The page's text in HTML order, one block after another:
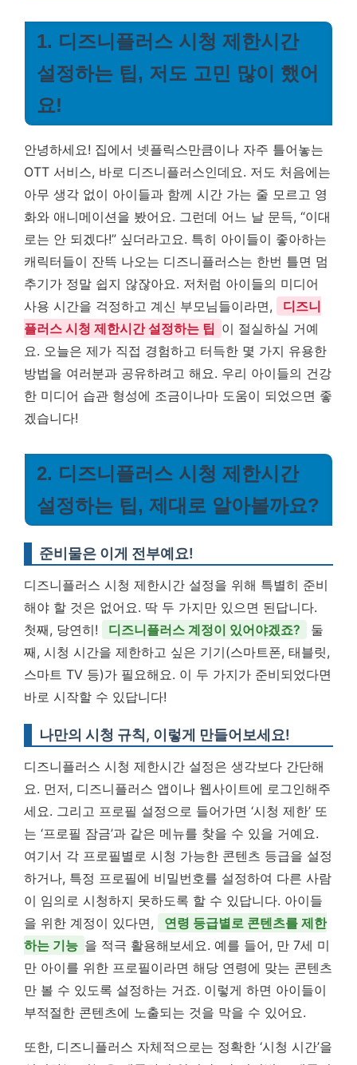
1. 디즈니플러스 시청 제한시간
설정하는 팁, 저도 고민 많이 했어
요!
안녕하세요! 집에서 넷플릭스만큼이나 자주 틀어놓는
OTT 서비스, 바로 디즈니플러스인데요. 저도 처음에는
아무 생각 없이 아이들과 함께 시간 가는 줄 모르고 영
화와 애니메이션을 봤어요. 그런데 어느 날 문득, “이대
로는 안 되겠다!” 싶더라고요. 특히 아이들이 좋아하는
캐릭터들이 잔뜩 나오는 디즈니플러스는 한번 틀면 멈
추기가 정말 쉽지 않잖아요. 저처럼 아이들의 미디어
사용 시간을 걱정하고 계신 부모님들이라면,
디즈니
플러스 시청 제한시간 설정하는 팁 이 절실하실 거예
요. 오늘은 제가 직접 경험하고 터득한 몇 가지 유용한
방법을 여러분과 공유하려고 해요. 우리 아이들의 건강
한 미디어 습관 형성에 조금이나마 도움이 되었으면 좋
겠습니다!
2. 디즈니플러스 시청 제한시간
설정하는 팁, 제대로 알아볼까요?
준비물은 이게 전부예요!
디즈니플러스 시청 제한시간 설정을 위해 특별히 준비
해야 할 것은 없어요. 딱 두 가지만 있으면 된답니다.
첫째, 당연히!
디즈니플러스 계정이 있어야겠죠?
둘
째, 시청 시간을 제한하고 싶은 기기(스마트폰, 태블릿,
스마트 TV 등)가 필요해요. 이 두 가지가 준비되었다면
바로 시작할 수 있답니다!
나만의 시청 규칙, 이렇게 만들어보세요!
디즈니플러스 시청 제한시간 설정은 생각보다 간단해
요. 먼저, 디즈니플러스 앱이나 웹사이트에 로그인해주
세요. 그리고 프로필 설정으로 들어가면 ‘시청 제한’ 또
는 ‘프로필 잠금’과 같은 메뉴를 찾을 수 있을 거예요.
여기서 각 프로필별로 시청 가능한 콘텐츠 등급을 설정
하거나, 특정 프로필에 비밀번호를 설정하여 다른 사람
이 임의로 시청하지 못하도록 할 수 있답니다. 아이들
을 위한 계정이 있다면,
연령 등급별로 콘텐츠를 제한
하는 기능 을 적극 활용해보세요. 예를 들어, 만 7세 미
만 아이를 위한 프로필이라면 해당 연령에 맞는 콘텐츠
만 볼 수 있도록 설정하는 거죠. 이렇게 하면 아이들이
부적절한 콘텐츠에 노출되는 것을 막을 수 있어요.
또한, 디즈니플러스 자체적으로는 정확한 ‘시청 시간’을